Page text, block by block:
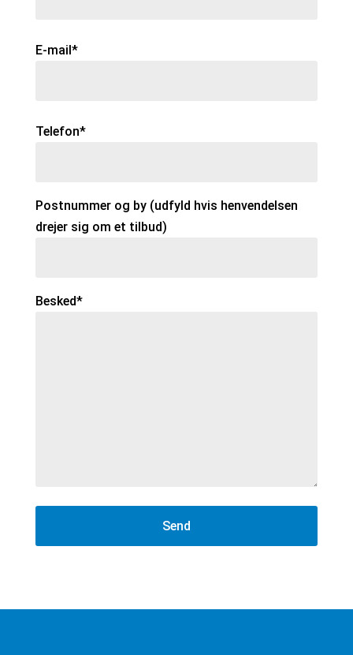
E-mail*
Telefon*
Postnummer og by (udfyld hvis henvendelsen
drejer sig om et tilbud)
Besked*